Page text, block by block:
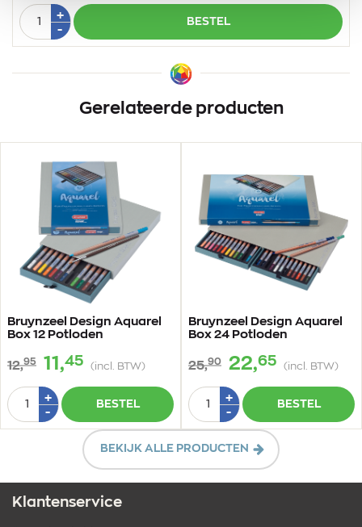
Aantal
+Plus
-Min
1
BESTEL
Gerelateerde producten
Bruynzeel Design Aquarel
Box 12 Potloden
12,95 11,45 (incl. BTW)
Aantal
+Plus
-Min
1
BESTEL
Bruynzeel Design Aquarel
Box 24 Potloden
25,90 22,65 (incl. BTW)
Aantal
+Plus
-Min
1
BESTEL
BEKIJK ALLE PRODUCTEN
Klantenservice